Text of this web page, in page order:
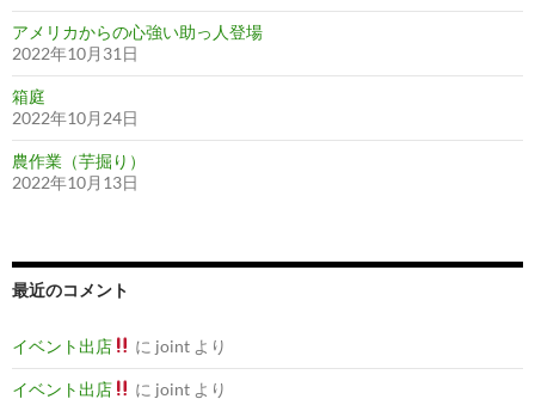
アメリカからの心強い助っ人登場
2022年10月31日
箱庭
2022年10月24日
農作業（芋掘り）
2022年10月13日
最近のコメント
イベント出店 に jointより
イベント出店 に jointより